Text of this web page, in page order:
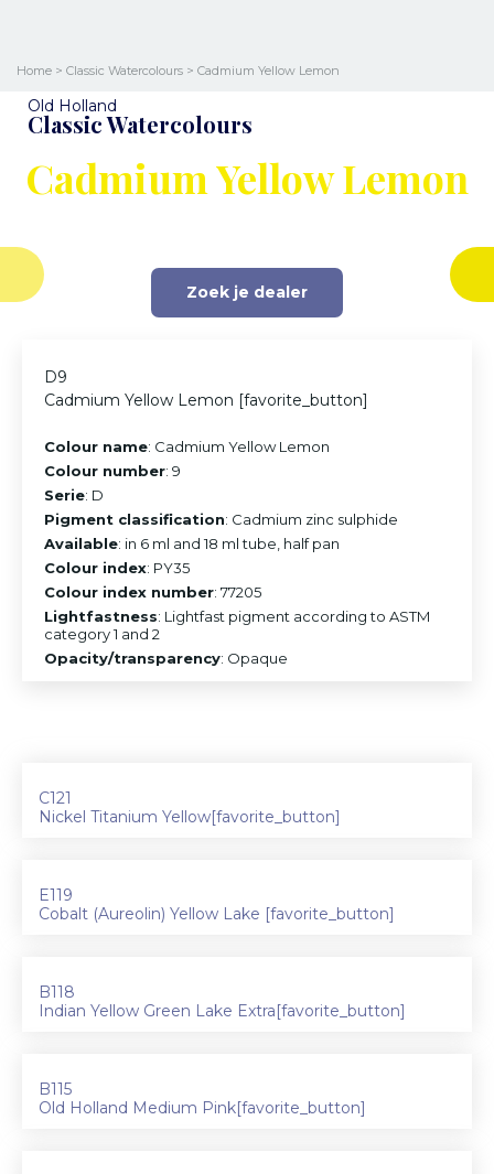
Home > Classic Watercolours > Cadmium Yellow Lemon
Old Holland
Classic Watercolours
Cadmium Yellow Lemon
Zoek je dealer
D9
Cadmium Yellow Lemon [favorite_button]
Colour name: Cadmium Yellow Lemon
Colour number: 9
Serie: D
Pigment classification: Cadmium zinc sulphide
Available: in 6 ml and 18 ml tube, half pan
Colour index: PY35
Colour index number: 77205
Lightfastness: Lightfast pigment according to ASTM
category 1 and 2
Opacity/transparency: Opaque
C121
Nickel Titanium Yellow[favorite_button]
E119
Cobalt (Aureolin) Yellow Lake [favorite_button]
B118
Indian Yellow Green Lake Extra[favorite_button]
B115
Old Holland Medium Pink[favorite_button]